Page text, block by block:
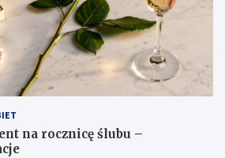
na rocznicę ślubu –